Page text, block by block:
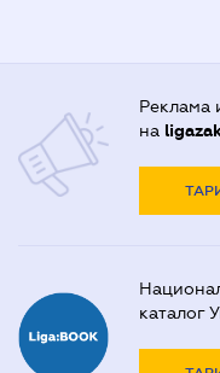
Реклама
на
каталог